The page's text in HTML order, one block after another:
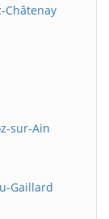
Châtenay
sur-Ain
Gaillard